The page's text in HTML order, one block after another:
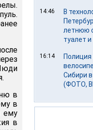
в
в
ему
в
14:46
В
летнюю
туалет
16:14
Сибири
(ФОТО,